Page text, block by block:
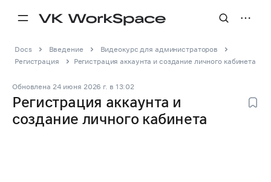
Docs Введение
Видеокурс для администраторов
Регистрация
Регистрация аккаунта и создание личного кабинета
Обновлена 24 июня 2026 г. в 13:02
Регистрация аккаунта и
создание личного кабинета